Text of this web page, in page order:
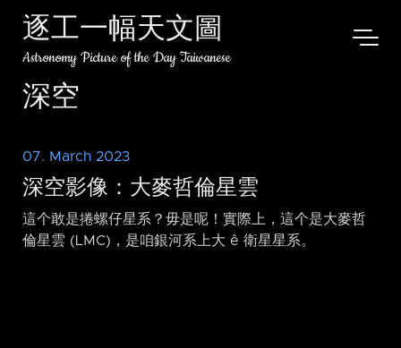
逐工一幅天文圖
Astronomy Picture of the Day Taiwanese
深空
07. March 2023
深空影像：大麥哲倫星雲
這个敢是捲螺仔星系？毋是呢！實際上，這个是大麥哲
倫星雲 (LMC)，是咱銀河系上大 ê 衛星星系。